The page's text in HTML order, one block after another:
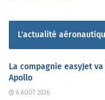
L'actualité
La compagnie easyJet
Apollo
6 AOÛT 2026